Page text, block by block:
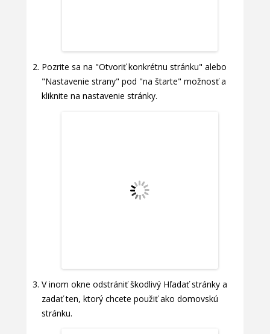
Pozrite sa na "Otvoriť konkrétnu stránku" alebo
"Nastavenie strany" pod "na štarte" možnosť a
kliknite na nastavenie stránky.
V inom okne odstrániť škodlivý Hľadať stránky a
zadať ten, ktorý chcete použiť ako domovskú
stránku.